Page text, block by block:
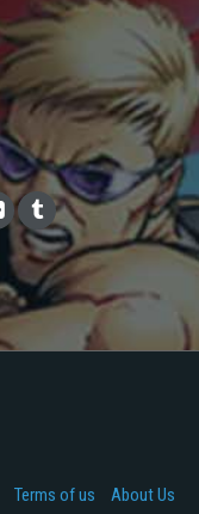
Terms of us About Us